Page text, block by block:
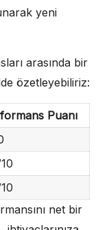
yeni
arasında bir
özetleyebiliriz:
Puanı
net bir